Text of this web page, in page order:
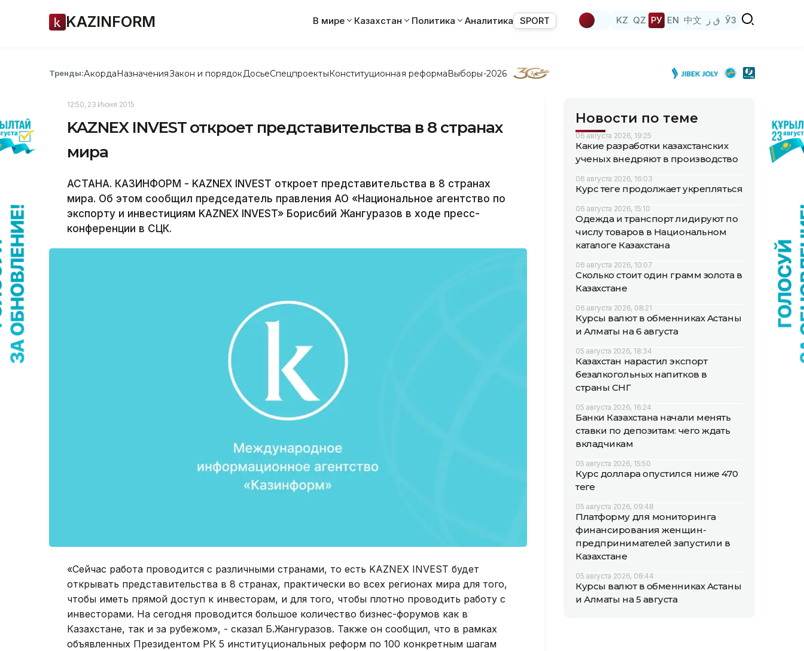
KAZINFORM В мире Казахстан Политика Аналитика SPORT KZ QZ РУ EN 中文 ق ز ЎЗ
Тренды:АкордаНазначенияЗакон и порядок ДосьеСпецпроектыКонституционная реформаВыборы-2026
12:50, 23 Июня 2015
KAZNEX INVEST откроет представительства в 8 странах
мира
АСТАНА. КАЗИНФОРМ - KAZNEX INVEST откроет представительства в 8 странах
мира. Об этом сообщил председатель правления АО «Национальное агентство по
экспорту и инвестициям KAZNEX INVEST» Борисбий Жангуразов в ходе пресс-
конференции в СЦК.
«Сейчас работа проводится с различными странами, то есть KAZNEX INVEST будет
открывать представительства в 8 странах, практически во всех регионах мира для того,
чтобы иметь прямой доступ к инвесторам, и для того, чтобы плотно проводить работу с
инвесторами. На сегодня проводится большое количество бизнес-форумов как в
Казахстане, так и за рубежом», - сказал Б.Жангуразов. Также он сообщил, что в рамках
объявленных Президентом РК 5 институциональных реформ по 100 конкретным шагам
Новости по теме
06 августа 2026, 19:25
Какие разработки казахстанских
ученых внедряют в производство
06 августа 2026, 16:03
Курс теңге продолжает укрепляться
06 августа 2026, 15:10
Одежда и транспорт лидируют по
числу товаров в Национальном
каталоге Казахстана
06 августа 2026, 10:07
Сколько стоит один грамм золота в
Казахстане
06 августа 2026, 08:21
Курсы валют в обменниках Астаны
и Алматы на 6 августа
05 августа 2026, 18:34
Казахстан нарастил экспорт
безалкогольных напитков в
страны СНГ
05 августа 2026, 16:24
Банки Казахстана начали менять
ставки по депозитам: чего ждать
вкладчикам
05 августа 2026, 15:50
Курс доллара опустился ниже 470
теңге
05 августа 2026, 09:48
Платформу для мониторинга
финансирования женщин-
предпринимателей запустили в
Казахстане
05 августа 2026, 08:44
Курсы валют в обменниках Астаны
и Алматы на 5 августа